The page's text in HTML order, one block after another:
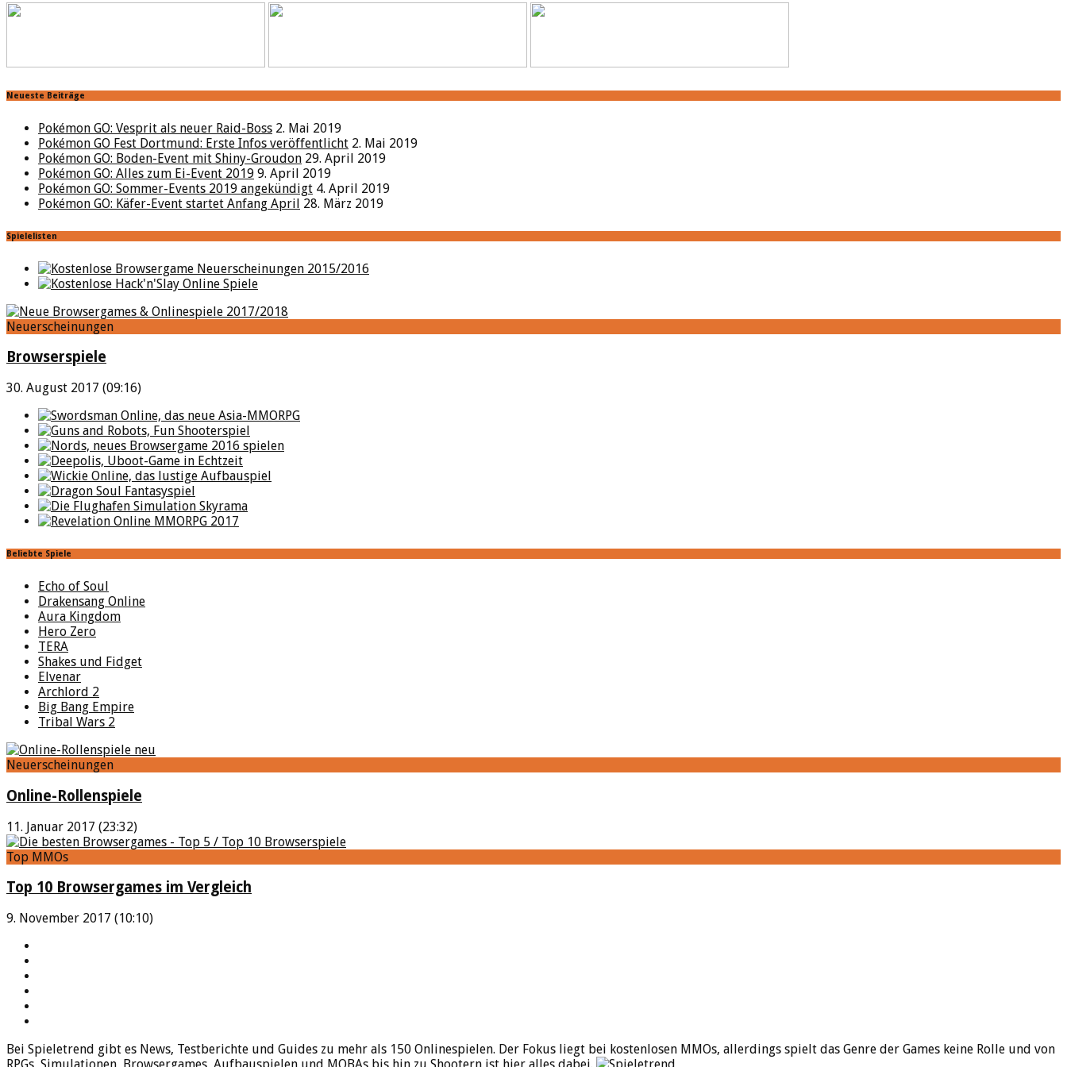
Neueste Beiträge
Pokémon GO: Vesprit als neuer Raid-Boss 2. Mai 2019
Pokémon GO Fest Dortmund: Erste Infos veröffentlicht 2. Mai 2019
Pokémon GO: Boden-Event mit Shiny-Groudon 29. April 2019
Pokémon GO: Alles zum Ei-Event 2019 9. April 2019
Pokémon GO: Sommer-Events 2019 angekündigt 4. April 2019
Pokémon GO: Käfer-Event startet Anfang April 28. März 2019
Spielelisten
Neuerscheinungen
Browserspiele
30. August 2017 (09:16)
Beliebte Spiele
Echo of Soul
Drakensang Online
Aura Kingdom
Hero Zero
TERA
Shakes und Fidget
Elvenar
Archlord 2
Big Bang Empire
Tribal Wars 2
Neuerscheinungen
Online-Rollenspiele
11. Januar 2017 (23:32)
Top MMOs
Top 10 Browsergames im Vergleich
9. November 2017 (10:10)
Bei Spieletrend gibt es News, Testberichte und Guides zu mehr als 150 Onlinespielen. Der Fokus liegt bei kostenlosen MMOs, allerdings spielt das Genre der Games keine Rolle und von